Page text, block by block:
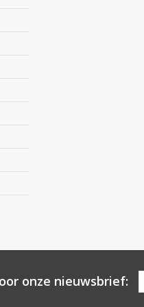
onze nieuwsbrief: